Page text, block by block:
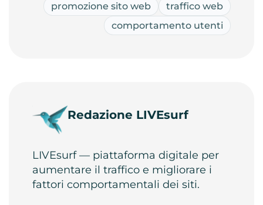
promozione sito web
traffico web
comportamento utenti
Redazione LIVEsurf
LIVEsurf — piattaforma digitale per
aumentare il traffico e migliorare i
fattori comportamentali dei siti.